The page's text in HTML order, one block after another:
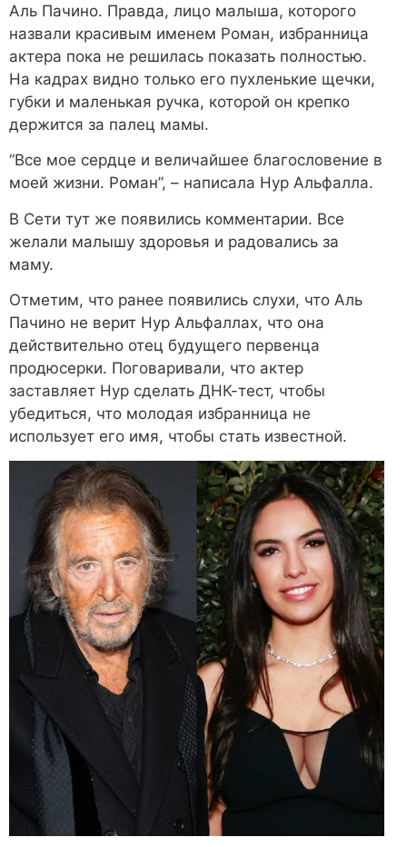
Аль Пачино. Правда, лицо малыша, которого
назвали красивым именем Роман, избранница
актера пока не решилась показать полностью.
На кадрах видно только его пухленькие щечки,
губки и маленькая ручка, которой он крепко
держится за палец мамы.
“Все мое сердце и величайшее благословение в
моей жизни. Роман”, – написала Нур Альфалла.
В Сети тут же появились комментарии. Все
желали малышу здоровья и радовались за
маму.
Отметим, что ранее появились слухи, что Аль
Пачино не верит Нур Альфаллах, что она
действительно отец будущего первенца
продюсерки. Поговаривали, что актер
заставляет Нур сделать ДНК-тест, чтобы
убедиться, что молодая избранница не
использует его имя, чтобы стать известной.